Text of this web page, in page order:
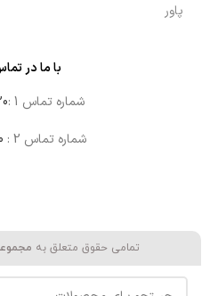
پاور
با ما در
شماره تماس 1 :
شماره تماس 2 :
تمامی حقوق متعلق به